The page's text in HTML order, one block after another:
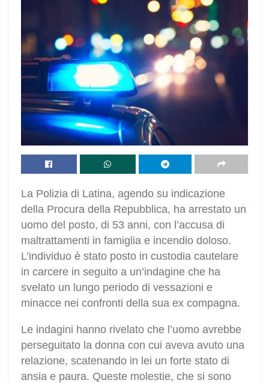
La Polizia di Latina, agendo su indicazione
della Procura della Repubblica, ha arrestato un
uomo del posto, di 53 anni, con l’accusa di
maltrattamenti in famiglia e incendio doloso.
L’individuo è stato posto in custodia cautelare
in carcere in seguito a un’indagine che ha
svelato un lungo periodo di vessazioni e
minacce nei confronti della sua ex compagna.
Le indagini hanno rivelato che l’uomo avrebbe
perseguitato la donna con cui aveva avuto una
relazione, scatenando in lei un forte stato di
ansia e paura. Queste molestie, che si sono